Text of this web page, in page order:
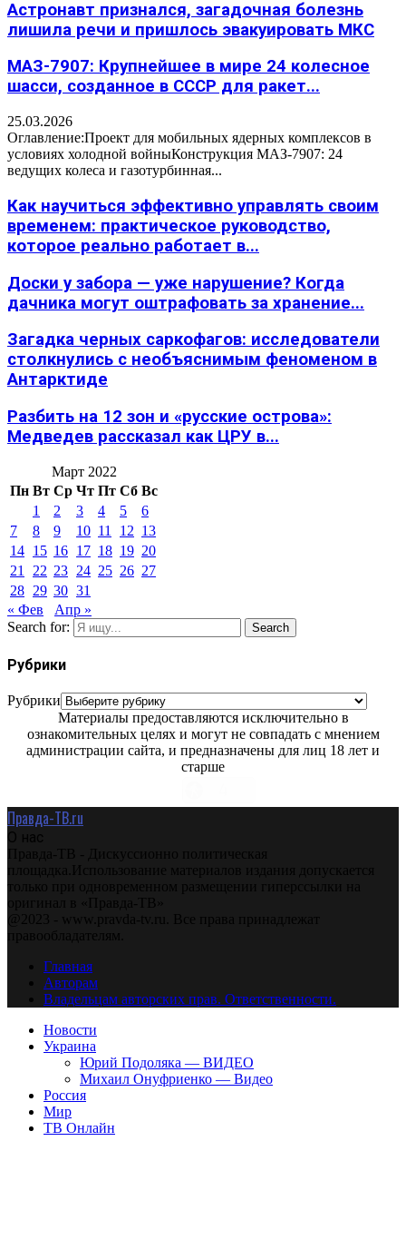
Астронавт признался, загадочная болезнь
лишила речи и пришлось эвакуировать МКС
МАЗ-7907: Крупнейшее в мире 24 колесное
шасси, созданное в СССР для ракет...
25.03.2026
Оглавление:Проект для мобильных ядерных комплексов в
условиях холодной войныКонструкция МАЗ-7907: 24
ведущих колеса и газотурбинная...
Как научиться эффективно управлять своим
временем: практическое руководство,
которое реально работает в...
Доски у забора — уже нарушение? Когда
дачника могут оштрафовать за хранение...
Загадка черных саркофагов: исследователи
столкнулись с необъяснимым феноменом в
Антарктиде
Разбить на 12 зон и «русские острова»:
Медведев рассказал как ЦРУ в...
Март 2022
Пн Вт Ср Чт Пт Сб Вс
1
2 3 4 5
6
7
8 9 10 11 12 13
14 15 16 17 18 19 20
21
22 23 24 25 26 27
28 29 30 31
« Фев
Апр »
Search for:
Search
Рубрики
Рубрики
Материалы предоставляются исключительно в
ознакомительных целях и могут не совпадать с мнением
администрации сайта, и предназначены для лиц 18 лет и
старше
Правда-ТВ.ru
О нас
Правда-ТВ - Дискуссионно политическая
площадка.Использование материалов издания допускается
только при одновременном размещении гиперссылки на
оригинал в «Правда-ТВ»
@2023 - www.pravda-tv.ru. Все права принадлежат
правообладателям.
Главная
Авторам
Владельцам авторских прав. Ответственности.
Новости
Украина
Юрий Подоляка — ВИДЕО
Михаил Онуфриенко — Видео
Россия
Мир
ТВ Онлайн